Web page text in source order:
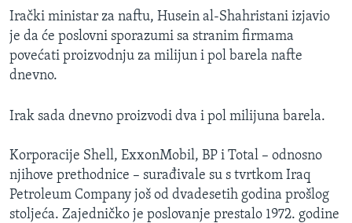
O GLASU AMERIKE
Learning English
PRATITE NAS
Jezici
Irački ministar za naftu, Husein al-Shahristani izjavio
je da će poslovni sporazumi sa stranim firmama
povećati proizvodnju za milijun i pol barela nafte
dnevno.
Irak sada dnevno proizvodi dva i pol milijuna barela.
Korporacije Shell, ExxonMobil, BP i Total – odnosno
njihove prethodnice – surađivale su s tvrtkom Iraq
Petroleum Company još od dvadesetih godina prošlog
stoljeća. Zajedničko je poslovanje prestalo 1972. godine